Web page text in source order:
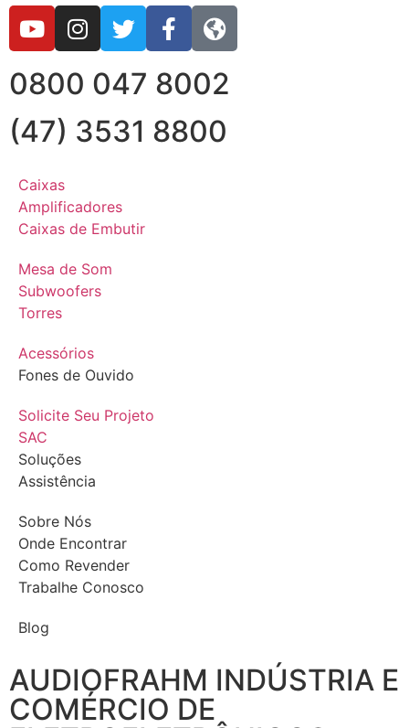
0800 047 8002
(47) 3531 8800
Caixas
Amplificadores
Caixas de Embutir
Mesa de Som
Subwoofers
Torres
Acessórios
Fones de Ouvido
Solicite Seu Projeto
SAC
Soluções
Assistência
Sobre Nós
Onde Encontrar
Como Revender
Trabalhe Conosco
Blog
AUDIOFRAHM INDÚSTRIA E
COMÉRCIO DE